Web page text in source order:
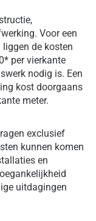
Voor een
de kosten
per vierkante
nodig is. Een
kost doorgaans
meter.
exclusief
kunnen komen
en
uitdagingen